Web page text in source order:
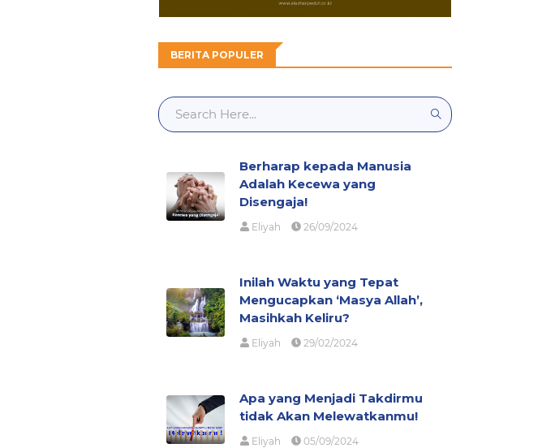
BERITA POPULER
Berharap kepada Manusia
Adalah Kecewa yang
Disengaja!
Eliyah 26/09/2024
Inilah Waktu yang Tepat
Mengucapkan ‘Masya Allah’,
Masihkah Keliru?
Eliyah 29/02/2024
Apa yang Menjadi Takdirmu
tidak Akan Melewatkanmu!
Eliyah 05/09/2024